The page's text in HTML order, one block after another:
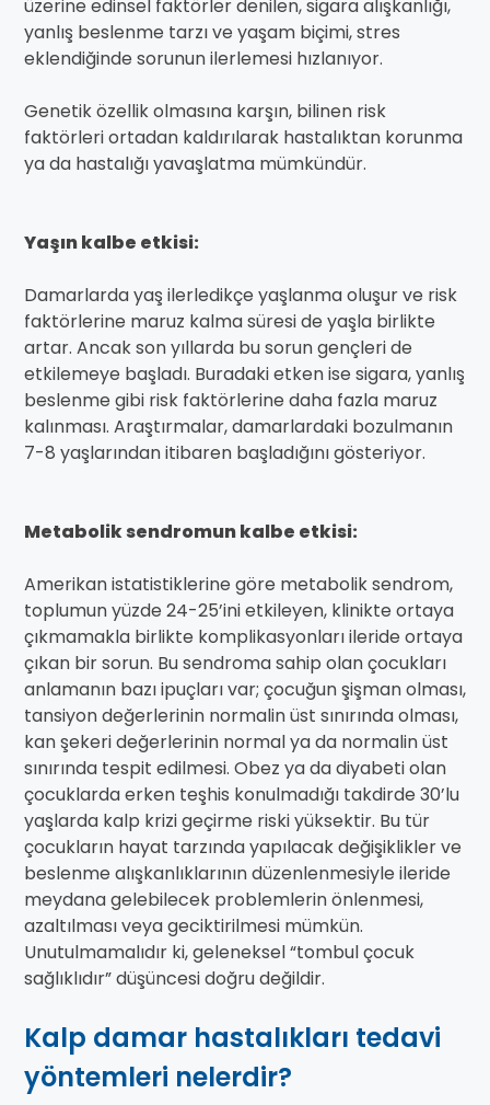
üzerine edinsel faktörler denilen, sigara alışkanlığı,
yanlış beslenme tarzı ve yaşam biçimi, stres
eklendiğinde sorunun ilerlemesi hızlanıyor.
Genetik özellik olmasına karşın, bilinen risk
faktörleri ortadan kaldırılarak hastalıktan korunma
ya da hastalığı yavaşlatma mümkündür.
Yaşın kalbe etkisi:
Damarlarda yaş ilerledikçe yaşlanma oluşur ve risk
faktörlerine maruz kalma süresi de yaşla birlikte
artar. Ancak son yıllarda bu sorun gençleri de
etkilemeye başladı. Buradaki etken ise sigara, yanlış
beslenme gibi risk faktörlerine daha fazla maruz
kalınması. Araştırmalar, damarlardaki bozulmanın
7-8 yaşlarından itibaren başladığını gösteriyor.
Metabolik sendromun kalbe etkisi:
Amerikan istatistiklerine göre metabolik sendrom,
toplumun yüzde 24-25’ini etkileyen, klinikte ortaya
çıkmamakla birlikte komplikasyonları ileride ortaya
çıkan bir sorun. Bu sendroma sahip olan çocukları
anlamanın bazı ipuçları var; çocuğun şişman olması,
tansiyon değerlerinin normalin üst sınırında olması,
kan şekeri değerlerinin normal ya da normalin üst
sınırında tespit edilmesi. Obez ya da diyabeti olan
çocuklarda erken teşhis konulmadığı takdirde 30’lu
yaşlarda kalp krizi geçirme riski yüksektir. Bu tür
çocukların hayat tarzında yapılacak değişiklikler ve
beslenme alışkanlıklarının düzenlenmesiyle ileride
meydana gelebilecek problemlerin önlenmesi,
azaltılması veya geciktirilmesi mümkün.
Unutulmamalıdır ki, geleneksel “tombul çocuk
sağlıklıdır” düşüncesi doğru değildir.
Kalp damar hastalıkları tedavi
yöntemleri nelerdir?